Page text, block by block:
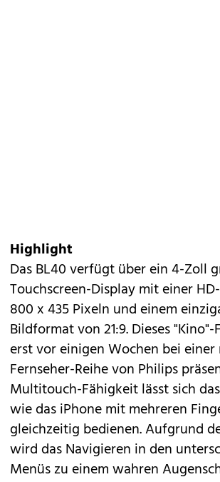
Highlight
Das BL40 verfügt über ein 4-Zoll
Touchscreen-Display mit einer
800 x 435 Pixeln und einem
Bildformat von 21:9. Dieses
erst vor einigen Wochen bei einer
Fernseher-Reihe von Philips
Multitouch-Fähigkeit lässt sich
wie das iPhone mit mehreren
gleichzeitig bedienen. Aufgrund
wird das Navigieren in den
Menüs zu einem wahren